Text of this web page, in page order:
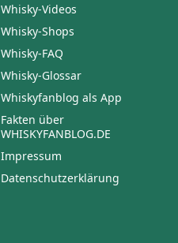
Whisky-Videos
Whisky-Shops
Whisky-FAQ
Whisky-Glossar
Whiskyfanblog als App
Fakten über
WHISKYFANBLOG.DE
Impressum
Datenschutzerklärung